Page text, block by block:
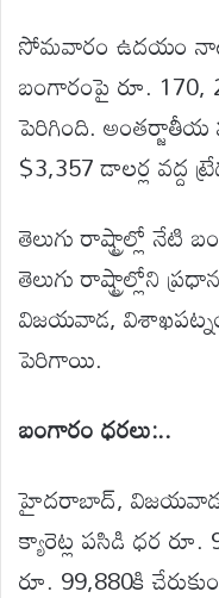
సోమవారం ఉదయం
బంగారంపై రూ. 170,
పెరిగింది.
$3,357 డాలర్ల వద్ద
తెలుగు రాష్ట్రాల్లో నేటి
తెలుగు రాష్ట్రాల్లోని
విజయవాడ,
పెరిగాయి.
బంగారం ధరలు:..
హైదరాబాద్, విజయవాడ,
క్యారెట్ల పసిడి ధర రూ.
రూ. 99,880కి